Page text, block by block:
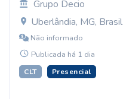
Grupo Decio
Uberlândia, MG, Brasil
Não informado
Publicada há 1 dia
CLT Presencial